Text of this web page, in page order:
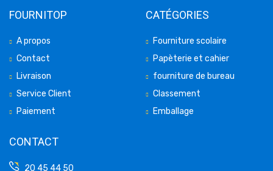
FOURNITOP
A propos
Contact
Livraison
Service Client
Paiement
CATÉGORIES
Fourniture scolaire
Papèterie et cahier
fourniture de bureau
Classement
Emballage
CONTACT
20 45 44 50